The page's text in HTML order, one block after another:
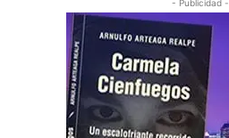
- Publicidad -